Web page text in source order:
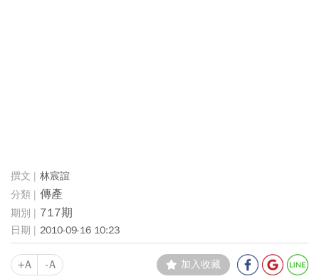
林宸誼
傳產
717期
2010-09-16 10:23
+A -A 加入收藏